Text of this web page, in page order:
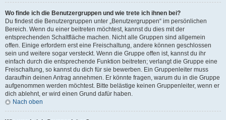
Wo finde ich die Benutzergruppen und wie trete ich ihnen bei?
Du findest die Benutzergruppen unter „Benutzergruppen“ im persönlichen
Bereich. Wenn du einer beitreten möchtest, kannst du dies mit der
entsprechenden Schaltfläche machen. Nicht alle Gruppen sind allgemein
offen. Einige erfordern erst eine Freischaltung, andere können geschlossen
sein und weitere sogar versteckt. Wenn die Gruppe offen ist, kannst du ihr
einfach durch die entsprechende Funktion beitreten; verlangt die Gruppe eine
Freischaltung, so kannst du dich für sie bewerben. Ein Gruppenleiter muss
daraufhin deinen Antrag annehmen. Er könnte fragen, warum du in die Gruppe
aufgenommen werden möchtest. Bitte belästige keinen Gruppenleiter, wenn er
dich ablehnt, er wird einen Grund dafür haben.
Nach oben